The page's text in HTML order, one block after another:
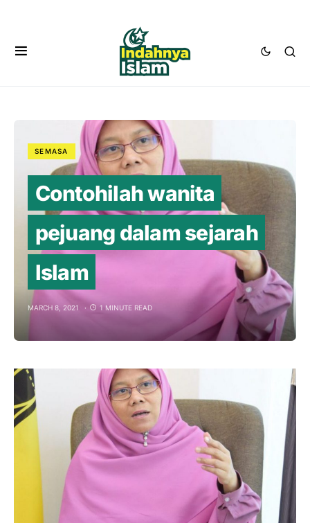
SEMASA
Contohilah wanita
pejuang dalam sejarah
Islam
MARCH 8, 2021 1 MINUTE READ